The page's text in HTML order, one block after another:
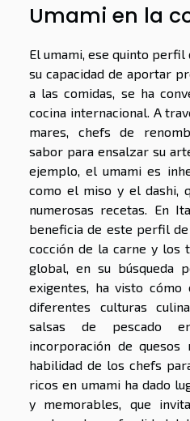
Umami en la
El umami, ese quinto
su capacidad de aportar
a las comidas, se ha
cocina internacional. A
mares, chefs de
sabor para ensalzar su
ejemplo, el umami es
como el miso y el dashi,
numerosas recetas. En
beneficia de este perfil
cocción de la carne y los
global, en su búsqueda
exigentes, ha visto
diferentes culturas
salsas de pescado
incorporación de quesos
habilidad de los chefs
ricos en umami ha dado
y memorables, que